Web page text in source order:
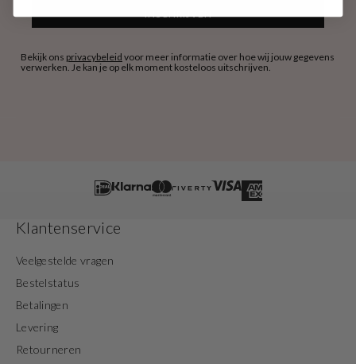
Bekijk ons privacybeleid voor meer informatie over hoe wij jouw gegevens
verwerken. Je kan je op elk moment kosteloos uitschrijven.
Klantenservice
Veelgestelde vragen
Bestelstatus
Betalingen
Levering
Retourneren